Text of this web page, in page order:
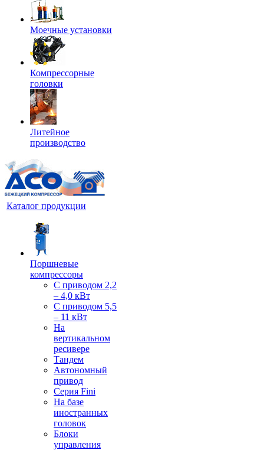
Моечные установки
Компрессорные
головки
Литейное
производство
Каталог продукции
Поршневые
компрессоры
С приводом 2,2
– 4,0 кВт
С приводом 5,5
– 11 кВт
На
вертикальном
ресивере
Тандем
Автономный
привод
Серия Fini
На базе
иностранных
головок
Блоки
управления